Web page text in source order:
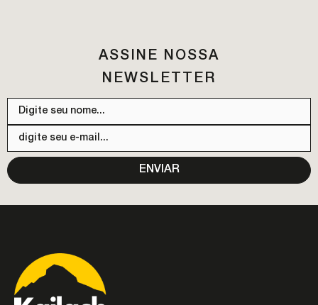
ASSINE NOSSA
NEWSLETTER
ENVIAR